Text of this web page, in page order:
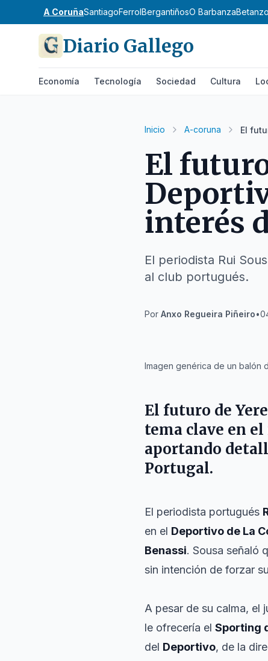
A CoruñaSantiagoFerrolBergantiñosO Barbanza
Diario Gallego
Economía Tecnología Sociedad Cultura
Inicio A-coruna El
El
interés
El periodista Rui
al club portugués.
Por Anxo Regueira Piñeiro•
Imagen genérica de un balón
El futuro de
tema clave en
aportando
Portugal.
El periodista portugués
en el Deportivo de La
Benassi. Sousa señaló
sin intención de forzar
A pesar de su calma, el
le ofrecería el Sporting
del Deportivo, de la